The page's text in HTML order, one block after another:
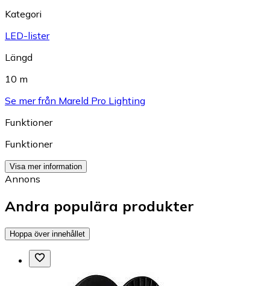
Kategori
LED-lister
Längd
10 m
Se mer från Mareld Pro Lighting
Funktioner
Funktioner
Visa mer information
Annons
Andra populära produkter
Hoppa över innehållet